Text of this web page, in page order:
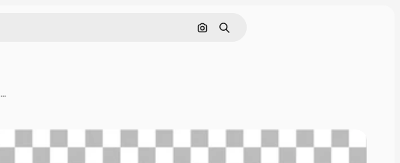
Nach Bild suchen
Suchen
Konzept-Illustration von orange Hand zeichnen Wasserfarbe-Stil passend für Ihr Element-Projekt